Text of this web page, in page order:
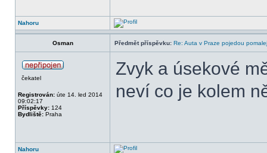
Nahoru
Osman Předmět příspěvku: Re: Auta v Praze pojedou
čekatel
Registrován: úte 14. led 2014
09:02:17
Příspěvky: 124
Bydliště: Praha
Zvyk a úsekové
neví co je kolem
Nahoru